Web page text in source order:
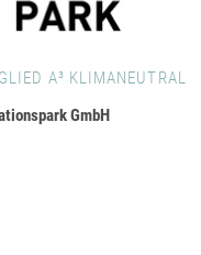
A³ KLIMANEUTRAL
GmbH